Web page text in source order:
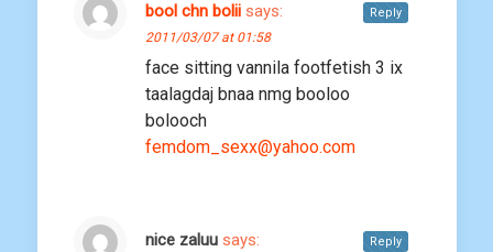
bool chn bolii says:
2011/03/07 at 01:58
face sitting vannila footfetish 3 ix
taalagdaj bnaa nmg booloo
bolooch
femdom_sexx@yahoo.com
Reply
nice zaluu says: Reply